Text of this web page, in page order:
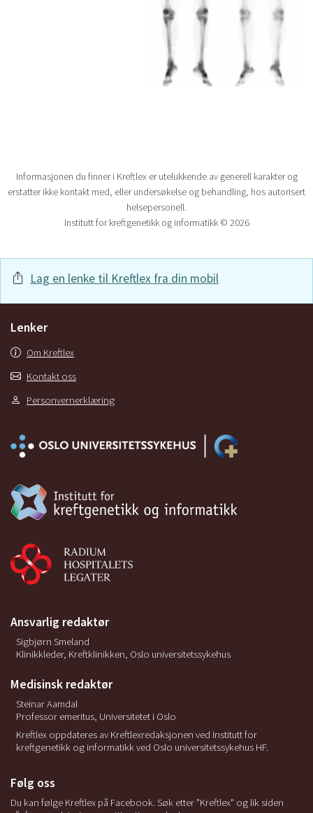
Informasjonen du finner i Kreftlex er utelukkende av generell karakter og
erstatter ikke kontakt med, eller undersøkelse og behandling, hos autorisert
helsepersonell.
Institutt for kreftgenetikk og informatikk © 2026
Lag en lenke til Kreftlex fra din mobil
Lenker
Om Kreftlex
Kontakt oss
Personvernerklæring
Ansvarlig redaktør
Sigbjørn Smeland
Klinikkleder, Kreftklinikken, Oslo universitetssykehus
Medisinsk redaktør
Steinar Aamdal
Professor emeritus, Universitetet i Oslo
Kreftlex oppdateres av Kreftlexredaksjonen ved Institutt for
kreftgenetikk og informatikk ved Oslo universitetssykehus HF.
Følg oss
Du kan følge Kreftlex på Facebook. Søk etter "Kreftlex" og lik siden